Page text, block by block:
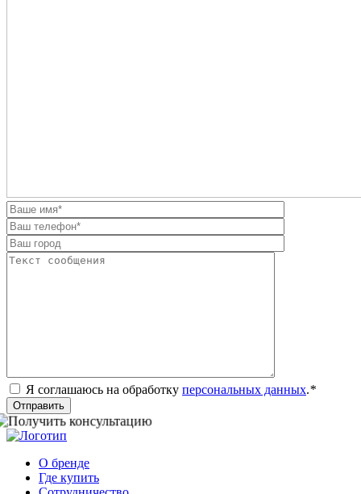
Я соглашаюсь на обработку персональных данных.*
Отправить
О бренде
Где купить